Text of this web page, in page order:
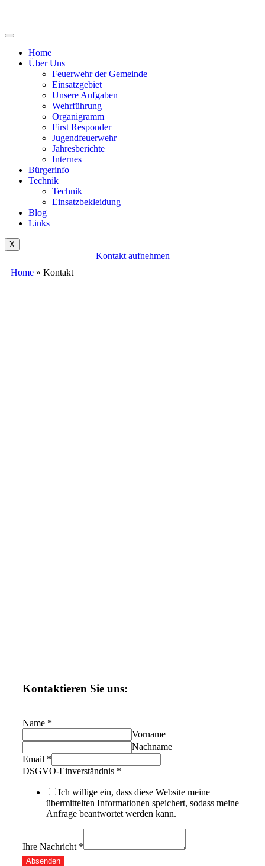
Home
Über Uns
Feuerwehr der Gemeinde
Einsatzgebiet
Unsere Aufgaben
Wehrführung
Organigramm
First Responder
Jugendfeuerwehr
Jahresberichte
Internes
Bürgerinfo
Technik
Technik
Einsatzbekleidung
Blog
Links
X
Kontakt aufnehmen
Home » Kontakt
Kontaktieren Sie uns:
Name *
Vorname
Nachname
Email *
DSGVO-Einverständnis *
Ich willige ein, dass diese Website meine
übermittelten Informationen speichert, sodass meine
Anfrage beantwortet werden kann.
Ihre Nachricht *
Absenden